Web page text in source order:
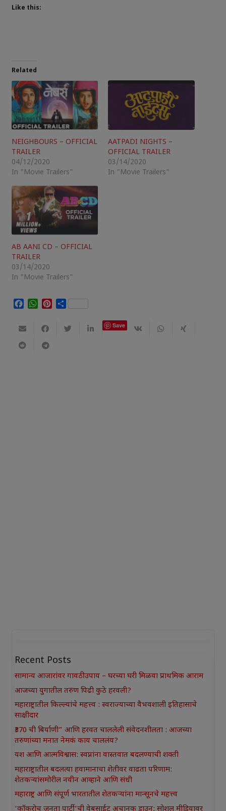
Like this:
Related
NEIGHBOURS – OFFICIAL
TRAILER
04/12/2020
In "Movie Trailers"
AATPADI NIGHTS –
OFFICIAL TRAILER
03/14/2020
In "Movie Trailers"
AB AANI CD – OFFICIAL
TRAILER
03/14/2020
In "Movie Trailers"
Facebook
WhatsApp
Pinterest
Share
Save
Recent Posts
सामान्य आजारांवर गावठी उपाय – घरच्या घरी मिळवा प्राथमिक आराम
आजच्या युगातील तरुण पिढी कुठे हरवली?
महाराष्ट्रातील किल्ल्यांचे महत्त्व : स्वराज्याच्या वैभवशाली इतिहासाचे
साक्षीदार
₹370 ची बिर्याणी” आणि हरवत चाललेली संवेदनशीलता : आजच्या
तरुणांच्या मनात नेमकं काय चाललंय?
यश आणि आत्मविश्वास: स्वप्नांना वास्तवात बदलण्याची शक्ती
महाराष्ट्रातील बदलत्या हवामानाचा शेतीवर वाढता परिणाम:
शेतकऱ्यांसमोरील नवीन आव्हाने आणि संधी
महाराष्ट्र आणि संपूर्ण भारतातील शेतकऱ्यांना मान्सूनचे महत्त्व